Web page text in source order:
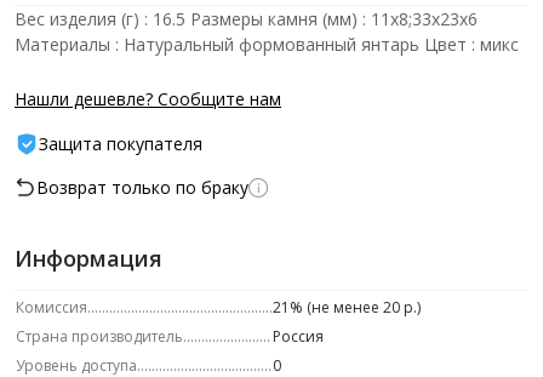
Вес изделия (г) : 16.5 Размеры камня (мм) : 11х8;33х23х6
Материалы : Натуральный формованный янтарь Цвет : микс
Нашли дешевле? Сообщите нам
Защита покупателя
Возврат только по браку
Информация
Комиссия
21% (не менее 20 р.)
Страна производитель
Россия
Уровень доступа
0